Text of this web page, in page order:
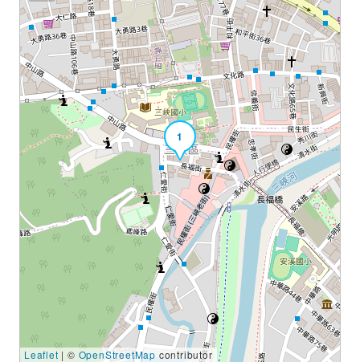
1
Leaflet | © OpenStreetMap contributor